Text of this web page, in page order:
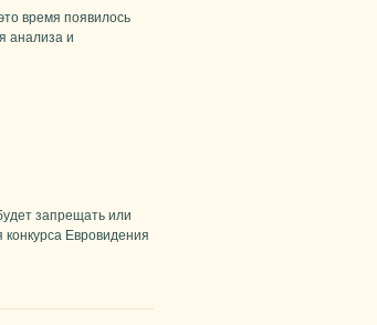
время появилось
анализа и
запрещать или
Евровидения